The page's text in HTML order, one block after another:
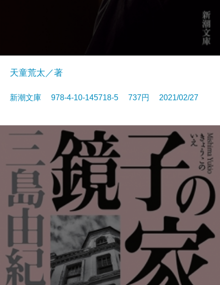
天童荒太／著
新潮文庫 978-4-10-145718-5 737円 2021/02/27